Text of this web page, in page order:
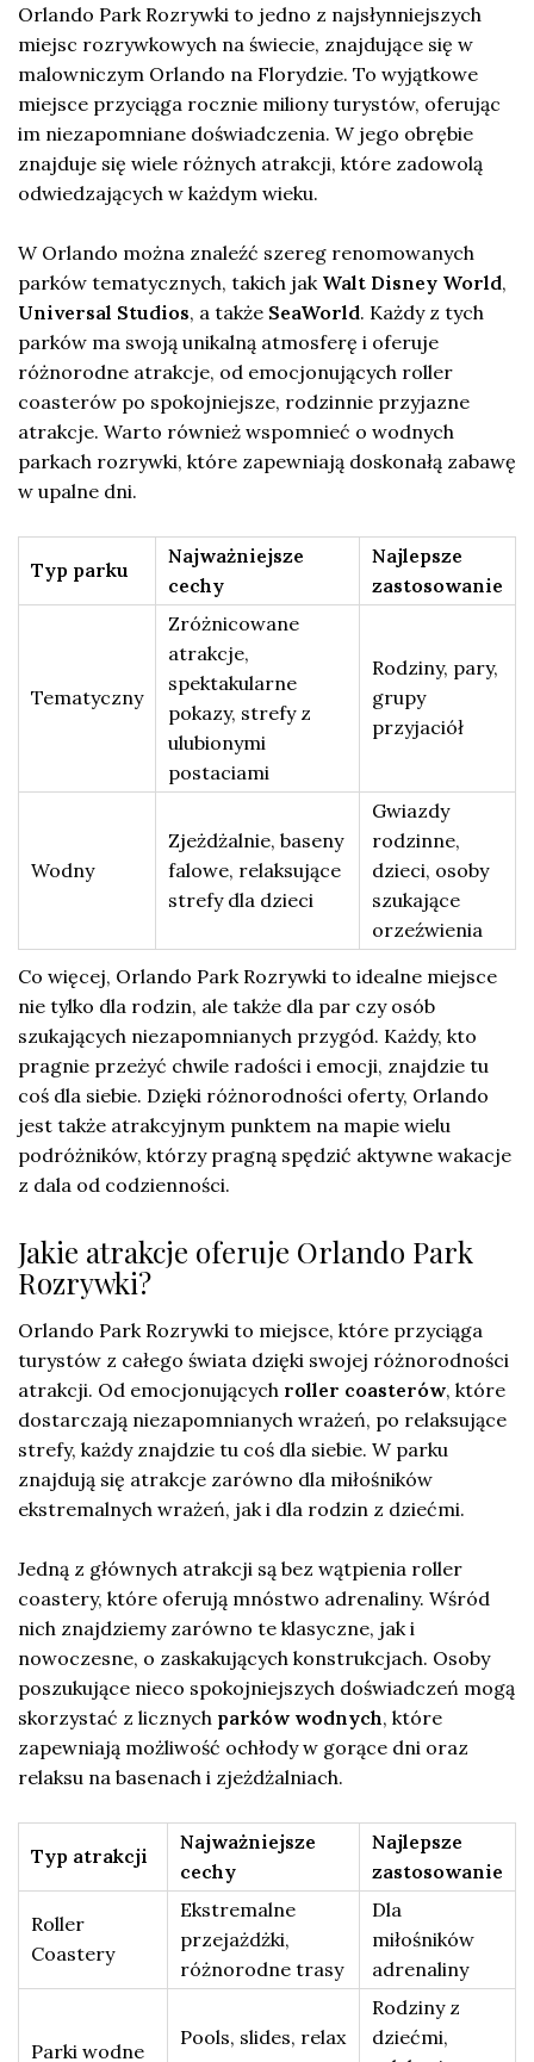
Orlando Park Rozrywki to jedno z najsłynniejszych
miejsc rozrywkowych na świecie, znajdujące się w
malowniczym Orlando na Florydzie. To wyjątkowe
miejsce przyciąga rocznie miliony turystów, oferując
im niezapomniane doświadczenia. W jego obrębie
znajduje się wiele różnych atrakcji, które zadowolą
odwiedzających w każdym wieku.
W Orlando można znaleźć szereg renomowanych
parków tematycznych, takich jak Walt Disney World,
Universal Studios, a także SeaWorld. Każdy z tych
parków ma swoją unikalną atmosferę i oferuje
różnorodne atrakcje, od emocjonujących roller
coasterów po spokojniejsze, rodzinnie przyjazne
atrakcje. Warto również wspomnieć o wodnych
parkach rozrywki, które zapewniają doskonałą zabawę
w upalne dni.
Typ parku
Najważniejsze
cechy
Najlepsze
zastosowanie
Tematyczny
Zróżnicowane
atrakcje,
spektakularne
pokazy, strefy z
ulubionymi
postaciami
Rodziny, pary,
grupy
przyjaciół
Wodny
Zjeżdżalnie, baseny
falowe, relaksujące
strefy dla dzieci
Gwiazdy
rodzinne,
dzieci, osoby
szukające
orzeźwienia
Co więcej, Orlando Park Rozrywki to idealne miejsce
nie tylko dla rodzin, ale także dla par czy osób
szukających niezapomnianych przygód. Każdy, kto
pragnie przeżyć chwile radości i emocji, znajdzie tu
coś dla siebie. Dzięki różnorodności oferty, Orlando
jest także atrakcyjnym punktem na mapie wielu
podróżników, którzy pragną spędzić aktywne wakacje
z dala od codzienności.
Jakie atrakcje oferuje Orlando Park
Rozrywki?
Orlando Park Rozrywki to miejsce, które przyciąga
turystów z całego świata dzięki swojej różnorodności
atrakcji. Od emocjonujących roller coasterów, które
dostarczają niezapomnianych wrażeń, po relaksujące
strefy, każdy znajdzie tu coś dla siebie. W parku
znajdują się atrakcje zarówno dla miłośników
ekstremalnych wrażeń, jak i dla rodzin z dziećmi.
Jedną z głównych atrakcji są bez wątpienia roller
coastery, które oferują mnóstwo adrenaliny. Wśród
nich znajdziemy zarówno te klasyczne, jak i
nowoczesne, o zaskakujących konstrukcjach. Osoby
poszukujące nieco spokojniejszych doświadczeń mogą
skorzystać z licznych parków wodnych, które
zapewniają możliwość ochłody w gorące dni oraz
relaksu na basenach i zjeżdżalniach.
Typ atrakcji
Najważniejsze
cechy
Najlepsze
zastosowanie
Roller
Coastery
Ekstremalne
przejażdżki,
różnorodne trasy
Dla
miłośników
adrenaliny
Parki wodne
Pools, slides, relax
Rodziny z
dziećmi,